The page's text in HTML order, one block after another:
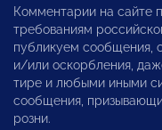
Комментарии на сайте
требованиям
публикуем сообщения,
и/или оскорбления,
тире и любыми иными
сообщения,
розни.